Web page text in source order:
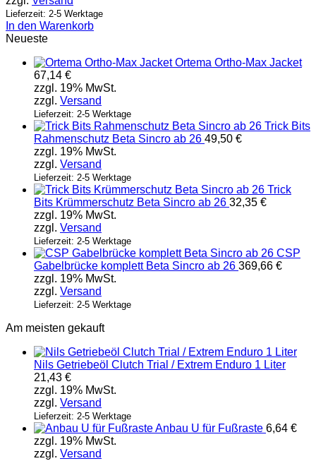
Lieferzeit: 2-5 Werktage
In den Warenkorb
Neueste
Ortema Ortho-Max Jacket
67,14 €
zzgl. 19% MwSt.
zzgl. Versand
Lieferzeit: 2-5 Werktage
Trick Bits
Rahmenschutz Beta Sincro ab 26 49,50 €
zzgl. 19% MwSt.
zzgl. Versand
Lieferzeit: 2-5 Werktage
Trick
Bits Krümmerschutz Beta Sincro ab 26 32,35 €
zzgl. 19% MwSt.
zzgl. Versand
Lieferzeit: 2-5 Werktage
CSP
Gabelbrücke komplett Beta Sincro ab 26 369,66 €
zzgl. 19% MwSt.
zzgl. Versand
Lieferzeit: 2-5 Werktage
Am meisten gekauft
Nils Getriebeöl Clutch Trial / Extrem Enduro 1 Liter
21,43 €
zzgl. 19% MwSt.
zzgl. Versand
Lieferzeit: 2-5 Werktage
Anbau U für Fußraste 6,64 €
zzgl. 19% MwSt.
zzgl. Versand